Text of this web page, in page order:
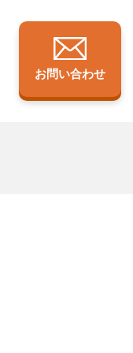
お問い合わせ